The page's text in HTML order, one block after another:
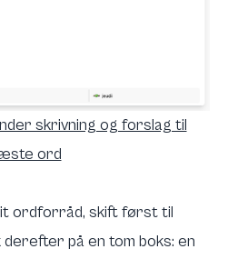
skrivning og forslag til
ord
ordforråd, skift først til
på en tom boks: en